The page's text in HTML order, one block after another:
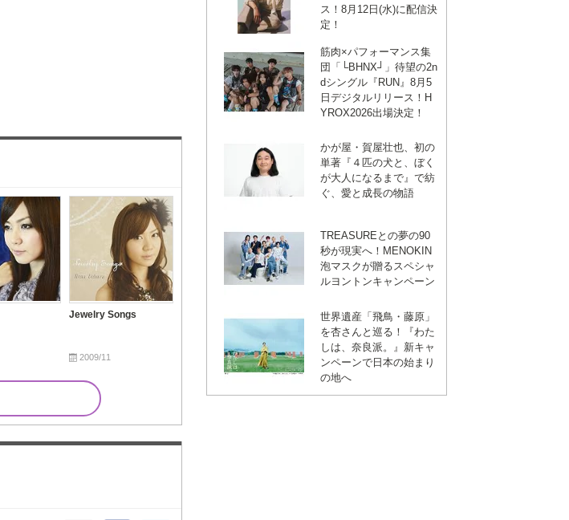
Jewelry Songs
2009/11
ス！8月12日(水)に配信決
定！
筋肉×パフォーマンス集
団「└BHNX┘」待望の2n
dシングル『RUN』8月5
日デジタルリリース！H
YROX2026出場決定！
かが屋・賀屋壮也、初の
単著『４匹の犬と、ぼく
が大人になるまで』で紡
ぐ、愛と成長の物語
TREASUREとの夢の90
秒が現実へ！MENOKIN
泡マスクが贈るスペシャ
ルヨントンキャンペーン
世界遺産「飛鳥・藤原」
を杏さんと巡る！『わた
しは、奈良派。』新キャ
ンペーンで日本の始まり
の地へ